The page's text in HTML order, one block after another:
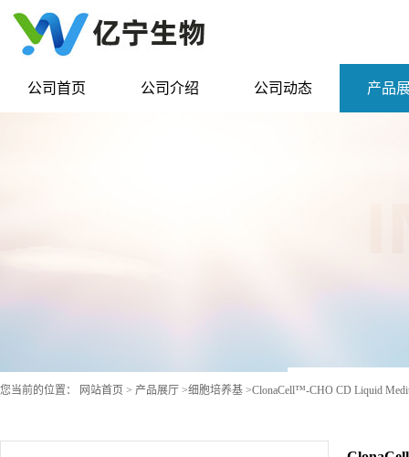
公司首页 公司介绍 公司动态 产品
您当前的位置： 网站首页 > 产品展厅 >细胞培养基 >ClonaCell™-CHO CD Liquid